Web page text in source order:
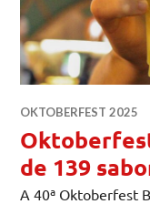
OKTOBERFEST 2025
de 139
A 40ª Oktoberfest